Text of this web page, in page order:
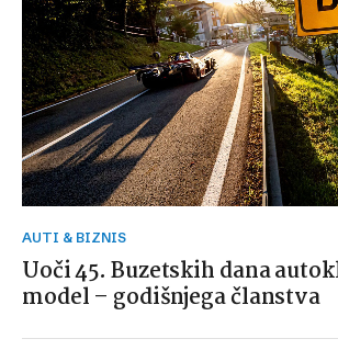
AUTI & BIZNIS
Uoči 45. Buzetskih dana
model – godišnjega članstva